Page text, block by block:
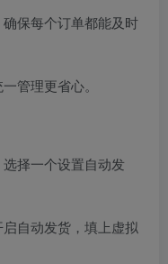
确保每个订单都能及时
管理更省心。
选择一个设置自动发
启自动发货，填上虚拟